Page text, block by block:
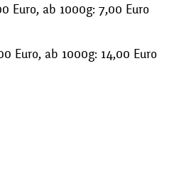
Euro, ab 1000g: 7,00 Euro
Euro, ab 1000g: 14,00 Euro